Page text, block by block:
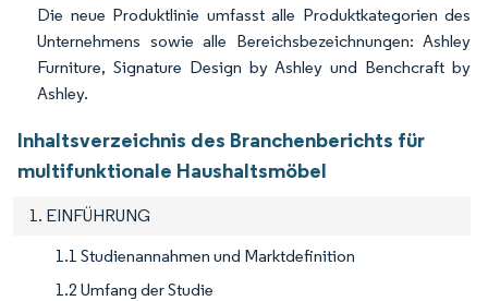
Die neue Produktlinie umfasst alle Produktkategorien des
Unternehmens sowie alle Bereichsbezeichnungen: Ashley
Furniture, Signature Design by Ashley und Benchcraft by
Ashley.
Inhaltsverzeichnis des Branchenberichts für
multifunktionale Haushaltsmöbel
1. EINFÜHRUNG
1.1 Studienannahmen und Marktdefinition
1.2 Umfang der Studie